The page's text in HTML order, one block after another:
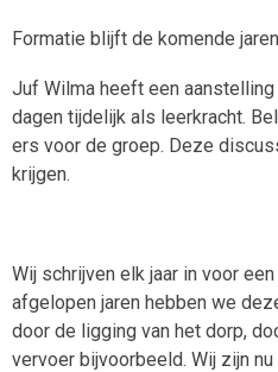
Formatie blijft de komende
Juf Wilma heeft een
dagen tijdelijk als leerkracht.
ers voor de groep. Deze
krijgen.
Wij schrijven elk jaar in voor
afgelopen jaren hebben we
door de ligging van het dorp,
vervoer bijvoorbeeld. Wij zijn